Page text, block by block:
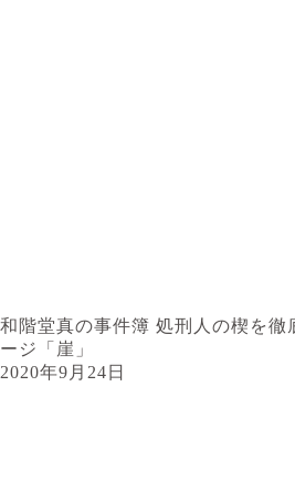
和階堂真の事件簿 処刑人の楔を徹
ージ「崖」
2020年9月24日